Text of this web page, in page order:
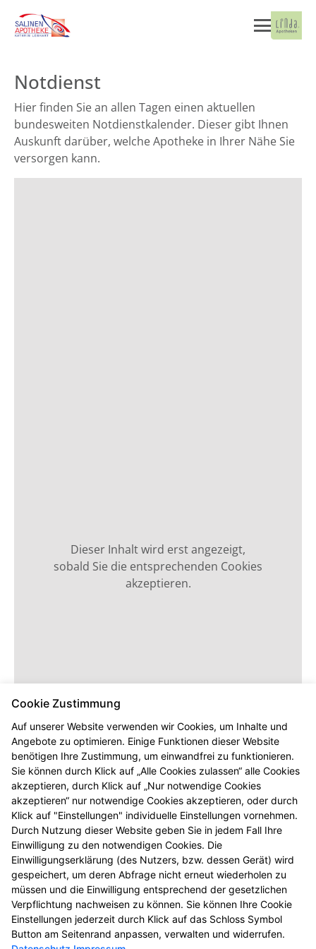
Notdienst
Hier finden Sie an allen Tagen einen aktuellen
bundesweiten Notdienstkalender. Dieser gibt Ihnen
Auskunft darüber, welche Apotheke in Ihrer Nähe Sie
versorgen kann.
Dieser Inhalt wird erst angezeigt,
sobald Sie die entsprechenden Cookies
akzeptieren.
Cookie Zustimmung
Auf unserer Website verwenden wir Cookies, um Inhalte und
Angebote zu optimieren. Einige Funktionen dieser Website
benötigen Ihre Zustimmung, um einwandfrei zu funktionieren.
Sie können durch Klick auf „Alle Cookies zulassen“ alle Cookies
akzeptieren, durch Klick auf „Nur notwendige Cookies
akzeptieren“ nur notwendige Cookies akzeptieren, oder durch
Klick auf "Einstellungen" individuelle Einstellungen vornehmen.
Durch Nutzung dieser Website geben Sie in jedem Fall Ihre
Einwilligung zu den notwendigen Cookies. Die
Einwilligungserklärung (des Nutzers, bzw. dessen Gerät) wird
gespeichert, um deren Abfrage nicht erneut wiederholen zu
müssen und die Einwilligung entsprechend der gesetzlichen
Verpflichtung nachweisen zu können. Sie können Ihre Cookie
Einstellungen jederzeit durch Klick auf das Schloss Symbol
Button am Seitenrand anpassen, verwalten und widerrufen.